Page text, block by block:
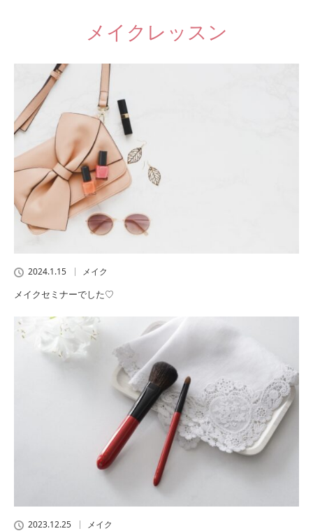
メイクレッスン
2024.1.15 メイク
メイクセミナーでした♡
2023.12.25 メイク